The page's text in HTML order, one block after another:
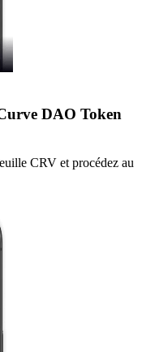
DAO Token
CRV et procédez au